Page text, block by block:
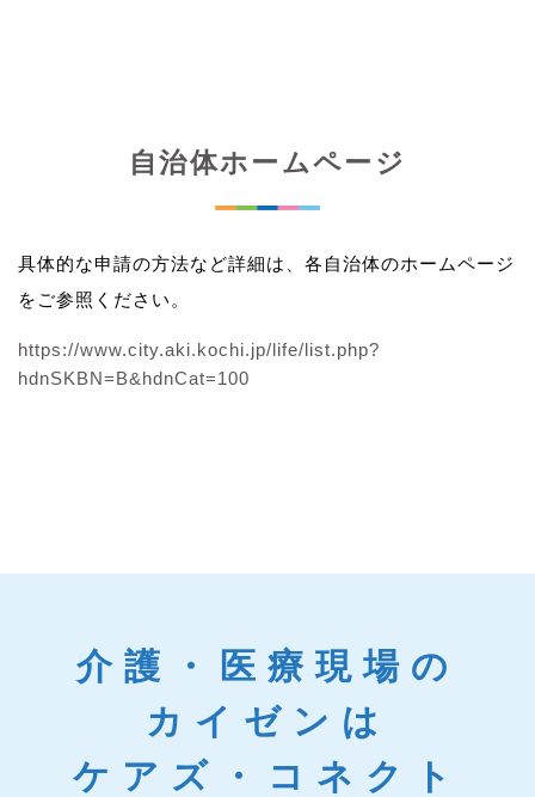
自治体ホームページ
具体的な申請の方法など詳細は、各自治体のホームページ
をご参照ください。
https://www.city.aki.kochi.jp/life/list.php?
hdnSKBN=B&hdnCat=100
介護・医療現場の
カイゼンは
ケアズ・コネクト